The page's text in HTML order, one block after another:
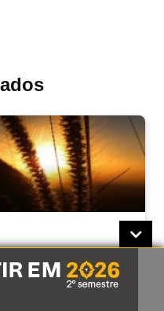
da companhia
| Café com ESG,